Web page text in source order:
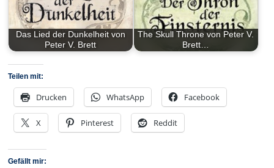
Das Lied der Dunkelheit von
Peter V. Brett
The Skull Throne von Peter V.
Brett…
Teilen mit:
Drucken WhatsApp Facebook
X Pinterest Reddit
Gefällt mir: